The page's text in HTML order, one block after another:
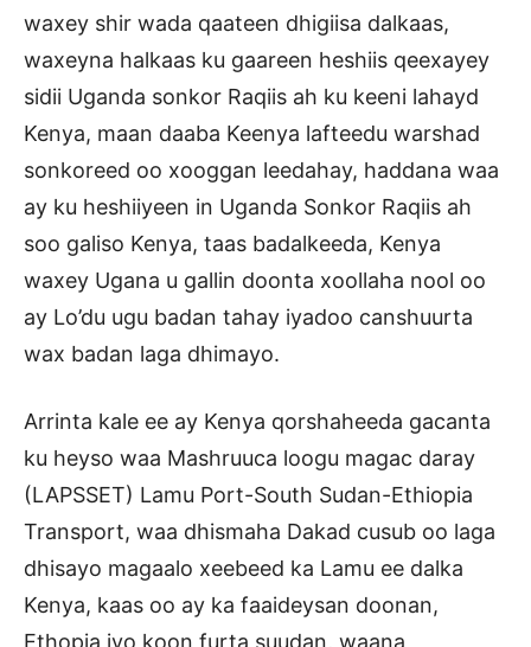
waxey shir wada qaateen dhigiisa dalkaas,
waxeyna halkaas ku gaareen heshiis qeexayey
sidii Uganda sonkor Raqiis ah ku keeni lahayd
Kenya, maan daaba Keenya lafteedu warshad
sonkoreed oo xooggan leedahay, haddana waa
ay ku heshiiyeen in Uganda Sonkor Raqiis ah
soo galiso Kenya, taas badalkeeda, Kenya
waxey Ugana u gallin doonta xoollaha nool oo
ay Lo’du ugu badan tahay iyadoo canshuurta
wax badan laga dhimayo.
Arrinta kale ee ay Kenya qorshaheeda gacanta
ku heyso waa Mashruuca loogu magac daray
(LAPSSET) Lamu Port-South Sudan-Ethiopia
Transport, waa dhismaha Dakad cusub oo laga
dhisayo magaalo xeebeed ka Lamu ee dalka
Kenya, kaas oo ay ka faaideysan doonan,